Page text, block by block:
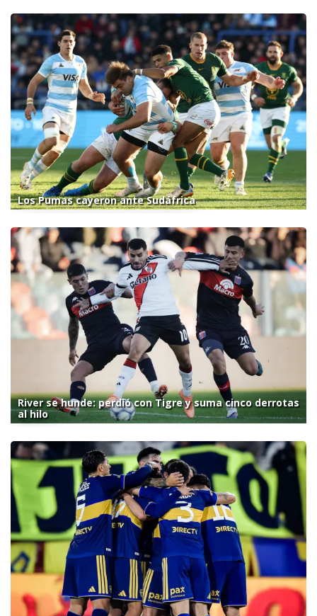
Los Pumas cayeron ante Sudáfrica
River se hunde: perdió con Tigre y suma cinco derrotas
al hilo